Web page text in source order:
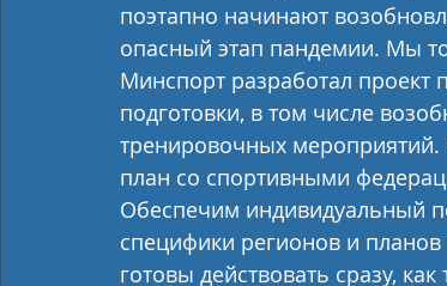
поэтапно начинают
опасный этап пандемии. Мы
Минспорт разработал проект
подготовки, в том числе
тренировочных
план со спортивными
Обеспечим индивидуальный
специфики регионов и
готовы действовать сразу,